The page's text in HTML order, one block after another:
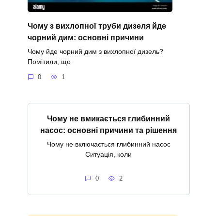
Чому з вихлопної труби дизеля йде
чорний дим: основні причини
Чому йде чорний дим з вихлопної дизель?
Помітили, що
0 1
Чому не вмикається глибинний
насос: основні причини та рішення
Чому не включається глибинний насос
Ситуація, коли
0 2